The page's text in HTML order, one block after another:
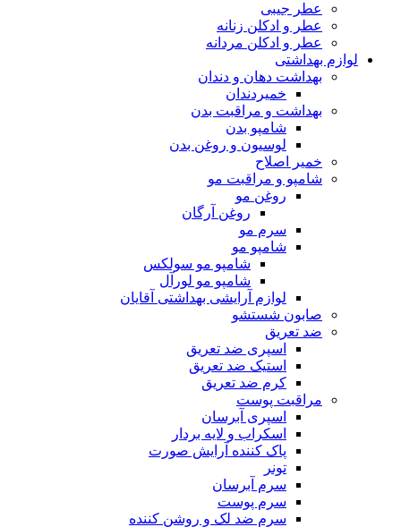
عطر جیبی
عطر و ادکلن زنانه
عطر و ادکلن مردانه
لوازم بهداشتی
بهداشت دهان و دندان
خمیردندان
بهداشت و مراقبت بدن
شامپو بدن
لوسیون و روغن بدن
خمیر اصلاح
شامپو و مراقبت مو
روغن مو
روغن آرگان
سرم مو
شامپو مو
شامپو مو سولکس
شامپو مو لورآل
لوازم آرایشی بهداشتی آقایان
صابون شستشو
ضد تعریق
اسپری ضد تعریق
استیک ضد تعریق
کرم ضد تعریق
مراقبت پوست
اسپری آبرسان
اسکراب و لایه بردار
پاک کننده آرایش صورت
تونر
سرم آبرسان
سرم پوست
سرم ضد لک و روشن کننده